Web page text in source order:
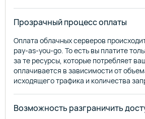
Прозрачный процесс оплаты
Оплата облачных серверов
pay-as-you-go. То есть вы платите
за те ресурсы, которые потребляет
оплачивается в зависимости от
исходящего трафика и количества
Возможность разграничить